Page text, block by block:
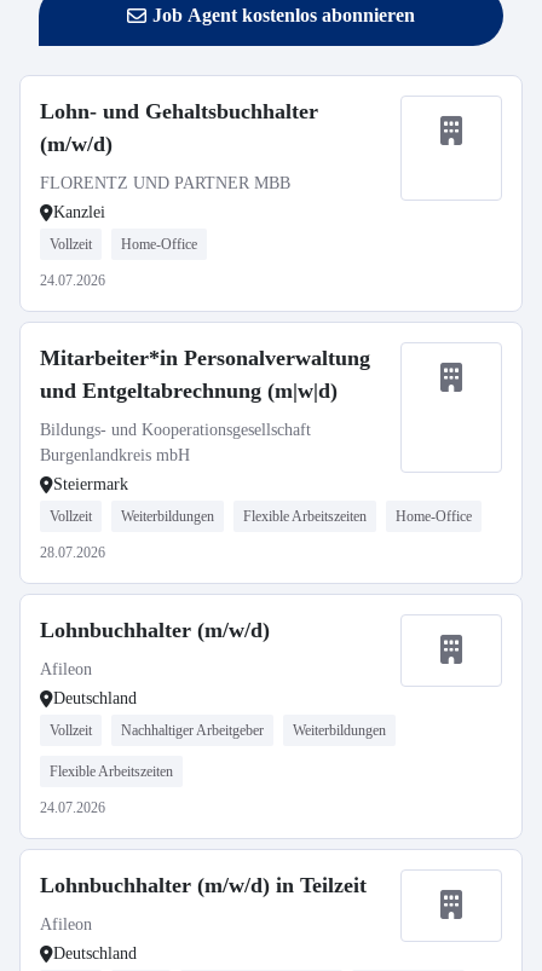
Job Agent kostenlos abonnieren
Lohn- und Gehaltsbuchhalter
(m/w/d)
FLORENTZ UND PARTNER MBB
Kanzlei
Vollzeit Home-Office
24.07.2026
Mitarbeiter*in Personalverwaltung
und Entgeltabrechnung (m|w|d)
Bildungs- und Kooperationsgesellschaft
Burgenlandkreis mbH
Steiermark
Vollzeit Weiterbildungen Flexible Arbeitszeiten Home-Office
28.07.2026
Lohnbuchhalter (m/w/d)
Afileon
Deutschland
Vollzeit Nachhaltiger Arbeitgeber Weiterbildungen
Flexible Arbeitszeiten
24.07.2026
Lohnbuchhalter (m/w/d) in Teilzeit
Afileon
Deutschland